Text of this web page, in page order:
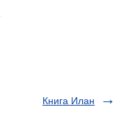
Книга Илан